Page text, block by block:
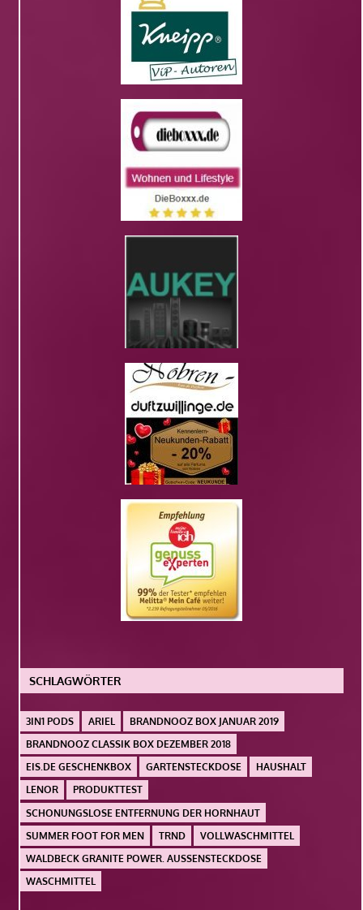
SCHLAGWÖRTER
3IN1 PODS ARIEL
BRANDNOOZ BOX JANUAR 2019
BRANDNOOZ CLASSIK BOX DEZEMBER 2018
EIS.DE GESCHENKBOX
GARTENSTECKDOSE
HAUSHALT
LENOR
PRODUKTTEST
SCHONUNGSLOSE ENTFERNUNG DER HORNHAUT
SUMMER FOOT FOR MEN
TRND
VOLLWASCHMITTEL
WALDBECK GRANITE POWER. AUSSENSTECKDOSE
WASCHMITTEL